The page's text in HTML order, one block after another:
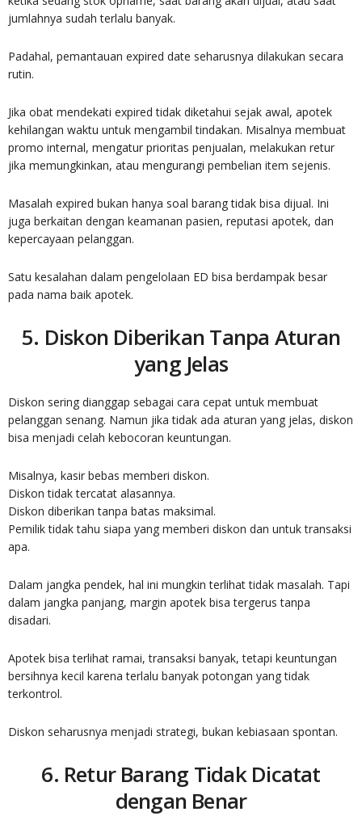
jumlahnya sudah terlalu banyak.
Padahal, pemantauan expired date seharusnya dilakukan secara
rutin.
Jika obat mendekati expired tidak diketahui sejak awal, apotek
kehilangan waktu untuk mengambil tindakan. Misalnya membuat
promo internal, mengatur prioritas penjualan, melakukan retur
jika memungkinkan, atau mengurangi pembelian item sejenis.
Masalah expired bukan hanya soal barang tidak bisa dijual. Ini
juga berkaitan dengan keamanan pasien, reputasi apotek, dan
kepercayaan pelanggan.
Satu kesalahan dalam pengelolaan ED bisa berdampak besar
pada nama baik apotek.
5. Diskon Diberikan Tanpa Aturan
yang Jelas
Diskon sering dianggap sebagai cara cepat untuk membuat
pelanggan senang. Namun jika tidak ada aturan yang jelas, diskon
bisa menjadi celah kebocoran keuntungan.
Misalnya, kasir bebas memberi diskon.
Diskon tidak tercatat alasannya.
Diskon diberikan tanpa batas maksimal.
Pemilik tidak tahu siapa yang memberi diskon dan untuk transaksi
apa.
Dalam jangka pendek, hal ini mungkin terlihat tidak masalah. Tapi
dalam jangka panjang, margin apotek bisa tergerus tanpa
disadari.
Apotek bisa terlihat ramai, transaksi banyak, tetapi keuntungan
bersihnya kecil karena terlalu banyak potongan yang tidak
terkontrol.
Diskon seharusnya menjadi strategi, bukan kebiasaan spontan.
6. Retur Barang Tidak Dicatat
dengan Benar